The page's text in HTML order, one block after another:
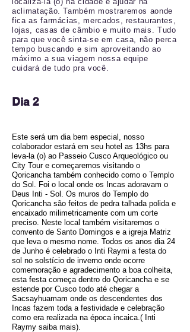
aclimatação. Também mostraremos aonde
fica as farmácias, mercados, restaurantes,
lojas, casas de câmbio e muito mais. Tudo
para que você sinta-se em casa, não perca
tempo buscando e sim aproveitando ao
máximo a sua viagem nossa equipe
cuidará de tudo pra você.
Dia 2
Este será um dia bem especial, nosso
colaborador estará em seu hotel as 13hs para
leva-la (o) ao Passeio Cusco Arqueológico ou
City Tour e começaremos visitando o
Qoricancha também conhecido como o Templo
do Sol. Foi o local onde os Incas adoravam o
Deus Inti - Sol. Os muros do Templo do
Qoricancha são feitos de pedra talhada polida e
encaixado milimetricamente com um corte
preciso. Neste local também visitaremos o
convento de Santo Domingos e a igreja Matriz
que leva o mesmo nome. Todos os anos dia 24
de Junho é celebrado o Inti Raymi a festa do
sol no solstício de inverno onde ocorre
comemoração e agradecimento a boa colheita,
esta festa começa dentro do Qoricancha e se
estende por Cusco todo até chegar a
Sacsayhuamam onde os descendentes dos
Incas fazem toda a festividade e celebração
como era realizada na época incaica.( Inti
Raymy saiba mais).